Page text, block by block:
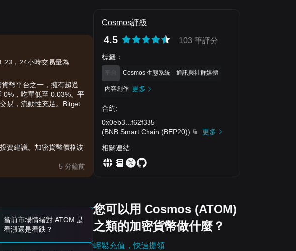
，24小時交易量為
幣平台之一，擁有超過
，吃單低至 0.03%。平
易，流動性充足。Bitget
資建議。加密貨幣價格波
5 分鐘前
當前市場情緒對 ATOM 是
看漲還是看跌？
Cosmos評級
4.5 103 筆評分
標籤 ：
平台 Cosmos 生態系統 通訊與社群媒體
內容創作 更多
合約:
0x0eb3
f62f335
(BNB Smart Chain (BEP20))
更多
相關連結:
您可以用 Cosmos (ATOM)
之類的加密貨幣做什麼？
輕鬆充值，快速提領